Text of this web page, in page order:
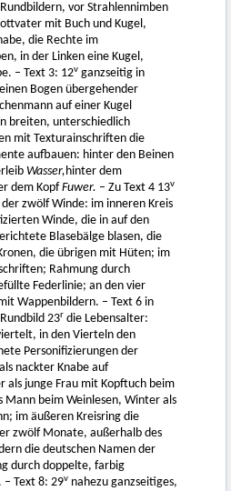
vor Strahlennimben
mit Buch und Kugel,
die Rechte im
in der Linken eine Kugel,
– Text 3: 12v ganzseitig in
Bogen übergehender
auf einer Kugel
breiten, unterschiedlich
mit Texturainschriften die
aufbauen: hinter den Beinen
Wasser,hinter dem
dem KopfFuwer. – Zu Text 4 13v
zwölf Winde: im inneren Kreis
Winde, die in auf den
Blasebälge blasen, die
die übrigen mit Hüten; im
Rahmung durch
Federlinie; an den vier
Wappenbildern. – Text 6 in
23r die Lebensalter:
in den Vierteln den
Personifizierungen der
nackter Knabe auf
als junge Frau mit Kopftuch beim
Mann beim Weinlesen, Winter als
im äußeren Kreisring die
zwölf Monate, außerhalb des
die deutschen Namen der
durch doppelte, farbig
– Text 8: 29v nahezu ganzseitiges,